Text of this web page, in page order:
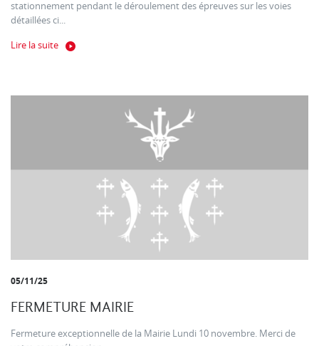
stationnement pendant le déroulement des épreuves sur les voies
détaillées ci...
Lire la suite
05/11/25
FERMETURE MAIRIE
Fermeture exceptionnelle de la Mairie Lundi 10 novembre. Merci de